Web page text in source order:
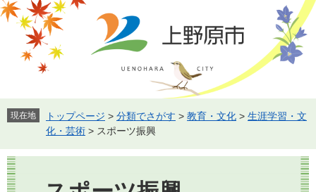
ペ
ー
す。
メ
ニ
し
て
文
へ
現在地 トップページ > 分類でさがす > 教育・文化 > 生涯学習・文
化・芸術 > スポーツ振興
本
文